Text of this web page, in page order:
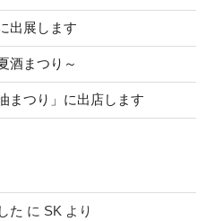
出展します
酒まつり～
まつり」に出店します
た に SK より